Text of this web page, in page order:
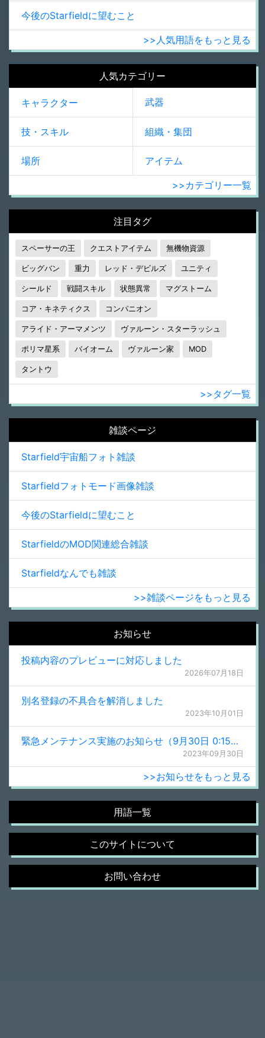
今後のStarfieldに望むこと
>>人気用語をもっと見る
人気カテゴリー
キャラクター 武器
技・スキル 組織・集団
場所 アイテム
>>カテゴリー一覧
注目タグ
スペーサーの王 クエストアイテム 無機物資源
ビッグバン 重力 レッド・デビルズ ユニティ
シールド 戦闘スキル 状態異常 マグストーム
コア・キネティクス コンパニオン
アライド・アーマメンツ ヴァルーン・スターラッシュ
ポリマ星系 バイオーム ヴァルーン家 MOD
タントウ
>>タグ一覧
雑談ページ
Starfield宇宙船フォト雑談
Starfieldフォトモード画像雑談
今後のStarfieldに望むこと
StarfieldのMOD関連総合雑談
Starfieldなんでも雑談
>>雑談ページをもっと見る
お知らせ
投稿内容のプレビューに対応しました
2026年07月18日
別名登録の不具合を解消しました
2023年10月01日
緊急メンテナンス実施のお知らせ（9月30日 0:15更新）
2023年09月30日
>>お知らせをもっと見る
用語一覧
このサイトについて
お問い合わせ